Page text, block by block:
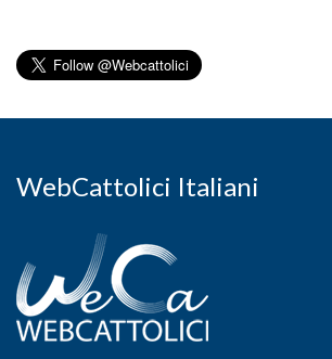
WebCattolici Italiani